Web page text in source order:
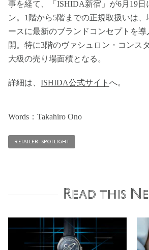
事を経て、「ISHIDA新宿」が6月19日
ン。1階から5階までの正規取扱いは
ースに最新のブランドコンセプトを
開。特に3階のヴァシュロン・コンス
大級の売り場面積となる。
詳細は、 ISHIDA公式サイト へ。
Words：Takahiro Ono
RETAILER-SPOTLIGHT
Read this